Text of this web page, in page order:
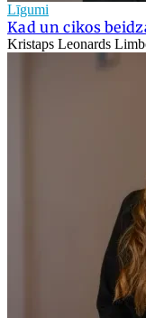
Līgumi
Kad un cikos
Kristaps Leonards